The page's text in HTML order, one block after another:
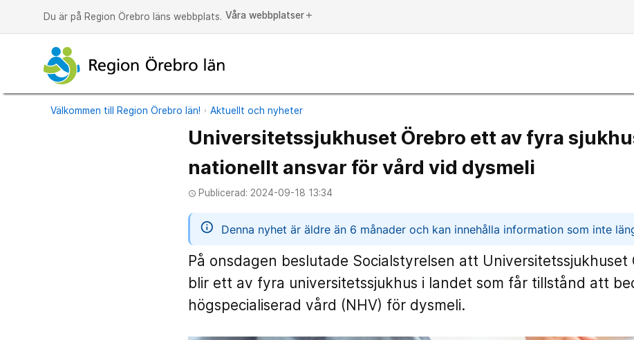
Du är på Region Örebro läns webbplats. Våra webbplatser add
Välkommen till Region Örebro län! Aktuellt och nyheter
Universitetssjukhuset Örebro ett av fyra
nationellt ansvar för vård vid dysmeli
access_time Publicerad: 2024-09-18 13:34
information
Denna nyhet är äldre än 6 månader och kan innehålla information som inte
På onsdagen beslutade Socialstyrelsen att Universitetssjukhuset
blir ett av fyra universitetssjukhus i landet som får tillstånd att
högspecialiserad vård (NHV) för dysmeli.